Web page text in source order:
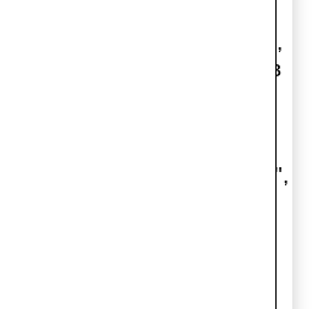
раз в день.
возникнуть ситуация,
актуальных цен товаров
синхронизации с
конечную стоимость
у продавцов!
Автозапчастей "Старс",